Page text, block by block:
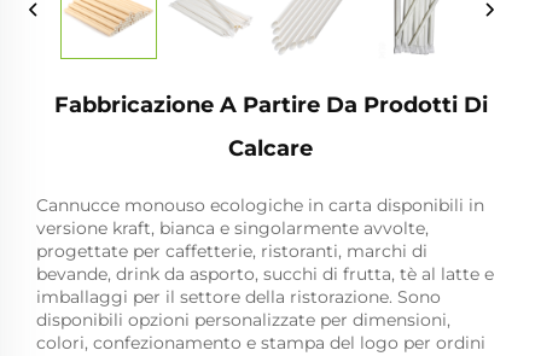
Fabbricazione A Partire Da Prodotti Di
Calcare
Cannucce monouso ecologiche in carta disponibili in
versione kraft, bianca e singolarmente avvolte,
progettate per caffetterie, ristoranti, marchi di
bevande, drink da asporto, succhi di frutta, tè al latte e
imballaggi per il settore della ristorazione. Sono
disponibili opzioni personalizzate per dimensioni,
colori, confezionamento e stampa del logo per ordini